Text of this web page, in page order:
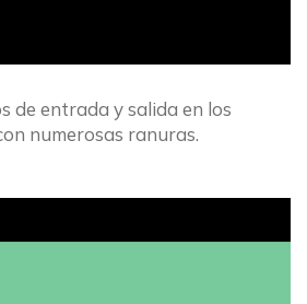
de entrada y salida en los
numerosas ranuras.